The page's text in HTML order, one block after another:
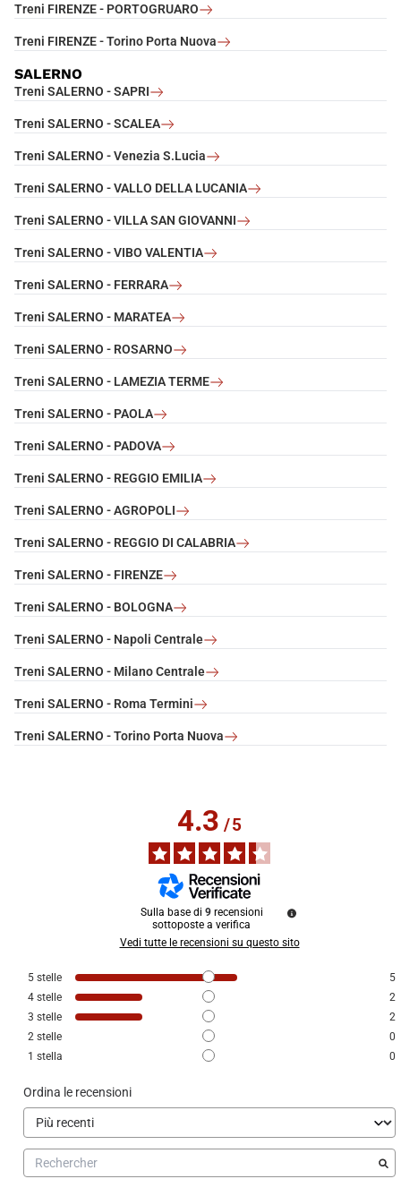
Treni FIRENZE - PORTOGRUARO
Treni FIRENZE - Torino Porta Nuova
SALERNO
Treni SALERNO - SAPRI
Treni SALERNO - SCALEA
Treni SALERNO - Venezia S.Lucia
Treni SALERNO - VALLO DELLA LUCANIA
Treni SALERNO - VILLA SAN GIOVANNI
Treni SALERNO - VIBO VALENTIA
Treni SALERNO - FERRARA
Treni SALERNO - MARATEA
Treni SALERNO - ROSARNO
Treni SALERNO - LAMEZIA TERME
Treni SALERNO - PAOLA
Treni SALERNO - PADOVA
Treni SALERNO - REGGIO EMILIA
Treni SALERNO - AGROPOLI
Treni SALERNO - REGGIO DI CALABRIA
Treni SALERNO - FIRENZE
Treni SALERNO - BOLOGNA
Treni SALERNO - Napoli Centrale
Treni SALERNO - Milano Centrale
Treni SALERNO - Roma Termini
Treni SALERNO - Torino Porta Nuova
4.3/5
Sulla base di 9 recensioni
sottoposte a verifica
Vedi tutte le recensioni su questo sito
5 stelle
5
4 stelle
2
3 stelle
2
2 stelle
0
1 stella 0
Ordina le recensioni